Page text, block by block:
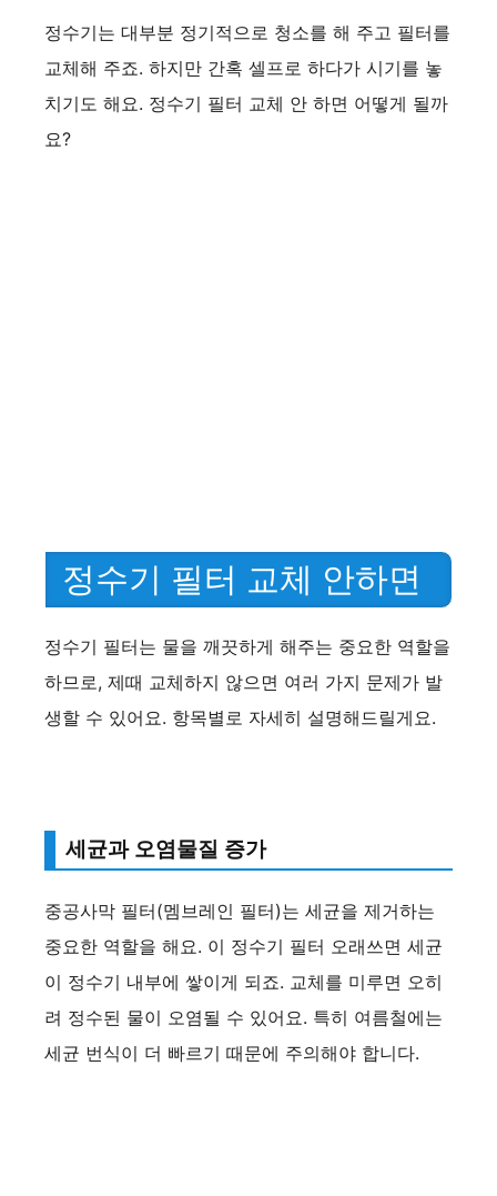
정수기는 대부분 정기적으로 청소를 해 주고 필터를
교체해 주죠. 하지만 간혹 셀프로 하다가 시기를 놓
치기도 해요. 정수기 필터 교체 안 하면 어떻게 될까
요?
정수기 필터 교체 안하면
정수기 필터는 물을 깨끗하게 해주는 중요한 역할을
하므로, 제때 교체하지 않으면 여러 가지 문제가 발
생할 수 있어요. 항목별로 자세히 설명해드릴게요.
세균과 오염물질 증가
중공사막 필터(멤브레인 필터)는 세균을 제거하는
중요한 역할을 해요. 이 정수기 필터 오래쓰면 세균
이 정수기 내부에 쌓이게 되죠. 교체를 미루면 오히
려 정수된 물이 오염될 수 있어요. 특히 여름철에는
세균 번식이 더 빠르기 때문에 주의해야 합니다.